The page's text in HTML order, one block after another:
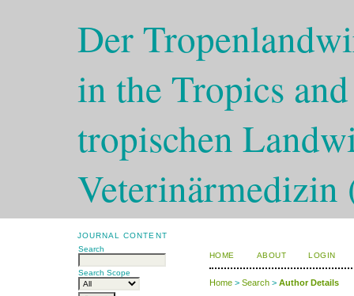
Der
in the Tropics
tropischen
Veterinärmedizin
JOURNAL CONTENT
Search
Search Scope
HOME ABOUT LOGIN
Home> Search> Author Details